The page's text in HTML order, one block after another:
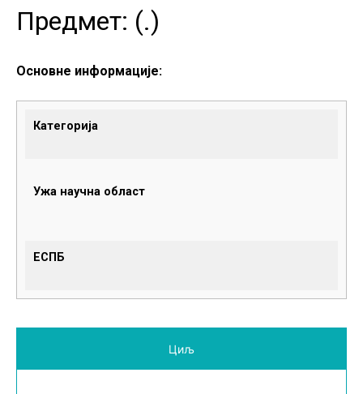
Предмет: (.)
Основне информације:
Категорија
Ужа научна област
ЕСПБ
Циљ